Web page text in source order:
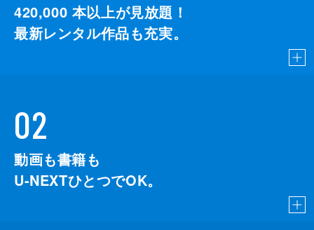
420,000 本以上が見放題！
最新レンタル作品も充実。
02
動画も書籍も
U-NEXTひとつでOK。